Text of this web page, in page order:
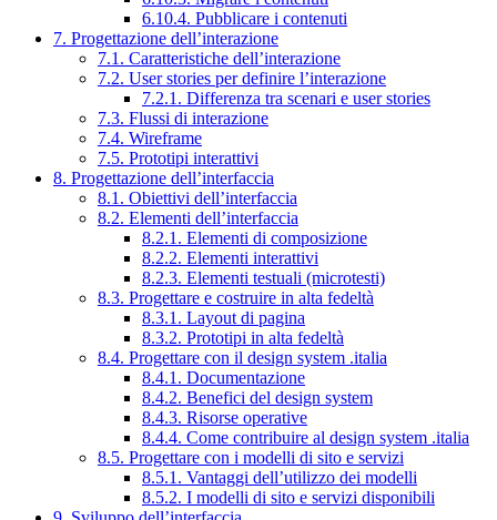
6.10.4. Pubblicare i contenuti
7. Progettazione dell’interazione
7.1. Caratteristiche dell’interazione
7.2. User stories per definire l’interazione
7.2.1. Differenza tra scenari e user stories
7.3. Flussi di interazione
7.4. Wireframe
7.5. Prototipi interattivi
8. Progettazione dell’interfaccia
8.1. Obiettivi dell’interfaccia
8.2. Elementi dell’interfaccia
8.2.1. Elementi di composizione
8.2.2. Elementi interattivi
8.2.3. Elementi testuali (microtesti)
8.3. Progettare e costruire in alta fedeltà
8.3.1. Layout di pagina
8.3.2. Prototipi in alta fedeltà
8.4. Progettare con il design system .italia
8.4.1. Documentazione
8.4.2. Benefici del design system
8.4.3. Risorse operative
8.4.4. Come contribuire al design system .italia
8.5. Progettare con i modelli di sito e servizi
8.5.1. Vantaggi dell’utilizzo dei modelli
8.5.2. I modelli di sito e servizi disponibili